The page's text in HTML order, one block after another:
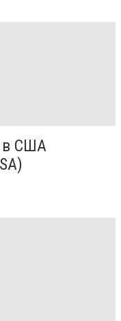
в США